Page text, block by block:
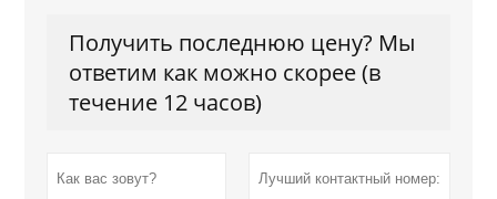
Получить последнюю цену? Мы
ответим как можно скорее (в
течение 12 часов)